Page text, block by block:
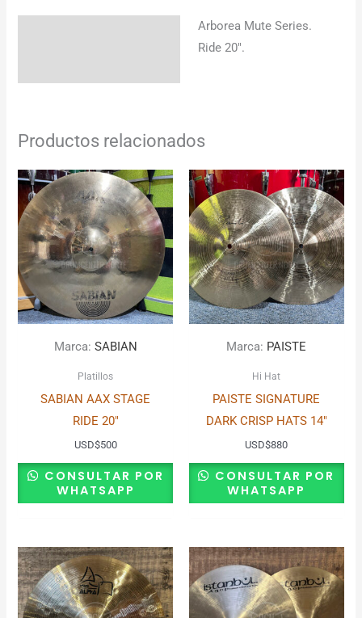
Arborea Mute Series.
Ride 20″.
Productos relacionados
Marca: SABIAN
Platillos
SABIAN AAX STAGE
RIDE 20″
USD$500
CONSULTAR POR
WHATSAPP
Marca: PAISTE
Hi Hat
PAISTE SIGNATURE
DARK CRISP HATS 14″
USD$880
CONSULTAR POR
WHATSAPP